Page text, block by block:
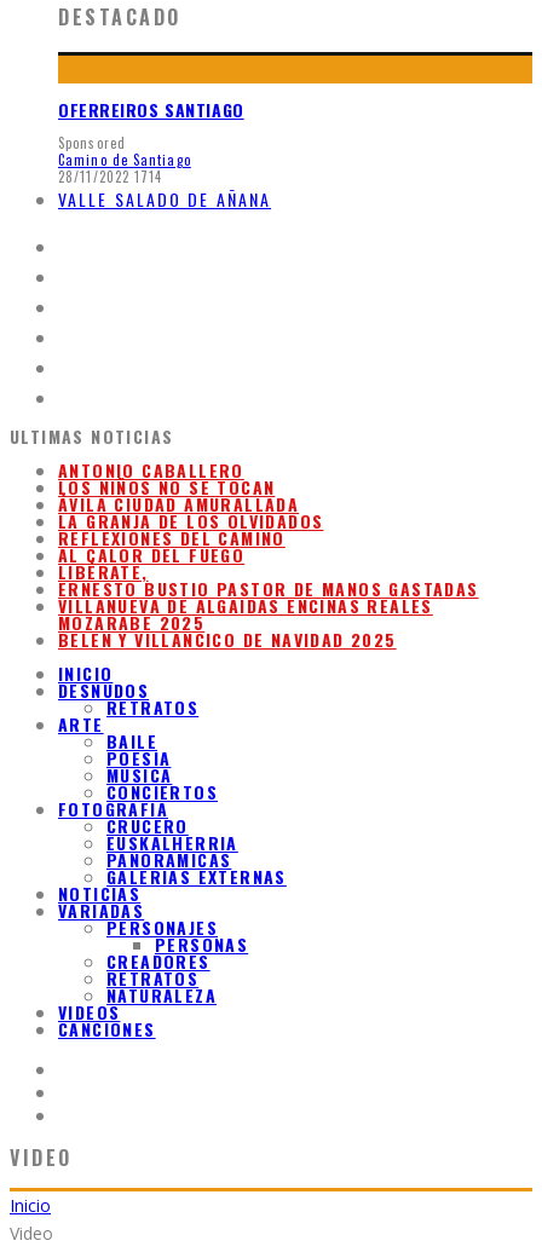
DESTACADO
OFERREIROS SANTIAGO
Sponsored
Camino de Santiago
28/11/2022 1714
VALLE SALADO DE AÑANA
ULTIMAS NOTICIAS
ANTONIO CABALLERO
LOS NIÑOS NO SE TOCAN
ÁVILA CIUDAD AMURALLADA
LA GRANJA DE LOS OLVIDADOS
REFLEXIONES DEL CAMINO
AL CALOR DEL FUEGO
LIBÉRATE,
ERNESTO BUSTIO PASTOR DE MANOS GASTADAS
VILLANUEVA DE ALGAIDAS ENCINAS REALES
MOZARABE 2025
BELEN Y VILLANCICO DE NAVIDAD 2025
INICIO
DESNUDOS
RETRATOS
ARTE
BAILE
POESIA
MUSICA
CONCIERTOS
FOTOGRAFIA
CRUCERO
EUSKALHERRIA
PANORAMICAS
GALERIAS EXTERNAS
NOTICIAS
VARIADAS
PERSONAJES
PERSONAS
CREADORES
RETRATOS
NATURALEZA
VIDEOS
CANCIONES
VIDEO
Inicio
Video